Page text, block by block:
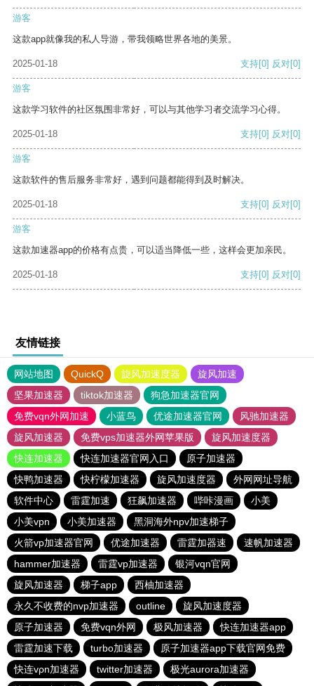
游客
这款app就像我的私人导游，带我领略世界各地的美景。
2025-01-18 支持[0] 反对[0]
游客
这款学习软件的社区氛围非常好，可以与其他学习者交流学习心得。
2025-01-18 支持[0] 反对[0]
游客
这款软件的售后服务非常好，遇到问题都能得到及时解决。
2025-01-18 支持[0] 反对[0]
游客
这款加速器app的价格有点贵，可以适当降低一些，这样会更加亲民。
2025-01-18 支持[0] 反对[0]
友情链接
网站地图 QuickQ 旋风加速度器
旋风加速
坚果加速器
tiktok加速器
狗急加速器官网
免费vqn外网加速
小蓝鸟 优途加速器官网
风驰加速器
旋风加速器
免费vps加速器外网苹果版
旋风加速度器
快连加速器
快连加速器官网入口
原子加速器
快鸭加速器
快柠檬加速器 旋风加速度器
外网网址导航
软件中心
雷霆加速 狂飙加速器 哔咔漫画
小美
小美vpn
小美加速器
黑洞海外npv加速梯子
火箭vp加速器官网
优途加速器 雷霆加器速
速帆加速器
hammer加速器
雷霆vp加速器
银河vqn官网
旋风加速器
梯子app
西柚加速器
永久不收费的nvp加速器
outline
旋风加速度器
原子加速器
免费vqn外网 极风加速器
快连加速器app
雷霆加速下载
turbo加速器
原子加速器app下载官网免费
快连vρn加速器
twitter加速器
极光aurora加速器